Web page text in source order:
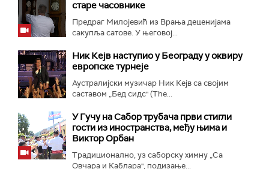
старе часовнике
Предраг Милојевић из Врања деценијама
сакупља сатове. У његовој...
Ник Кејв наступио у Београду у оквиру
европске турнеје
Аустралијски музичар Ник Кејв са својим
саставом „Бед сидс" (The...
У Гучу на Сабор трубача први стигли
гости из иностранства, међу њима и
Виктор Орбан
Традиционално, уз саборску химну „Са
Овчара и Каблара", подизање...